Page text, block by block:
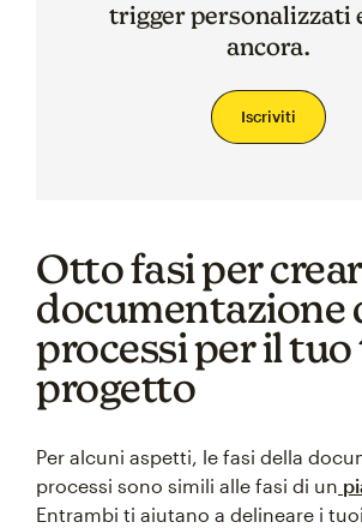
trigger personalizzati
ancora.
Iscriviti
Otto fasi per
documentazione
processi per il
progetto
Per alcuni aspetti, le fasi della
processi sono simili alle fasi di un
Entrambi ti aiutano a delineare i